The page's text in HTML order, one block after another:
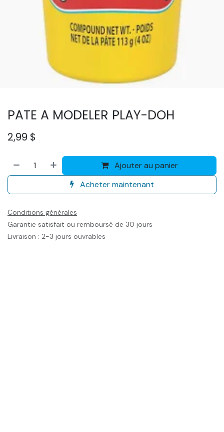
PATE A MODELER PLAY-DOH
2,99 $
Ajouter au panier
Acheter maintenant
Conditions générales
Garantie satisfait ou remboursé de 30 jours
Livraison : 2-3 jours ouvrables